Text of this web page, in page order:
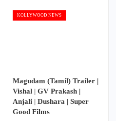
KOLLYWOOD NEWS
Magudam (Tamil) Trailer |
Vishal | GV Prakash |
Anjali | Dushara | Super
Good Films